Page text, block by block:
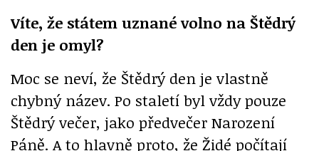
Víte, že státem uznané volno na Štědrý
den je omyl?
Moc se neví, že Štědrý den je vlastně
chybný název. Po staletí byl vždy pouze
Štědrý večer, jako předvečer Narození
Páně. A to hlavně proto, že Židé počítají